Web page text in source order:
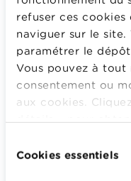
refuser ces cookies
naviguer sur le site.
paramétrer le
Vous pouvez à
consentement ou
aux cookies.
consultable dans
duCookies essentiels
Vous ne pouvez
montant qui se
que vous soyez
Avec un virement,
paiementsur votre
Vous pouvez
communication sur